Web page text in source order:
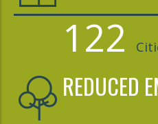
122
REDUCED